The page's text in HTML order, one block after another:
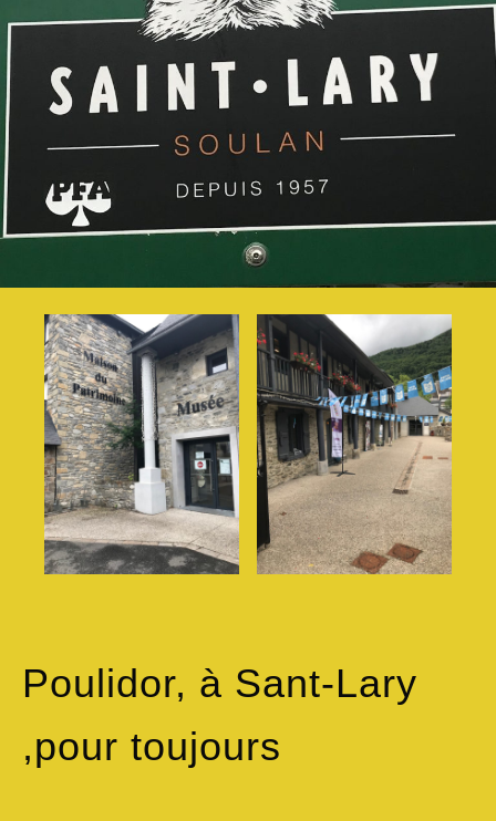
Poulidor, à Sant-Lary
,pour toujours